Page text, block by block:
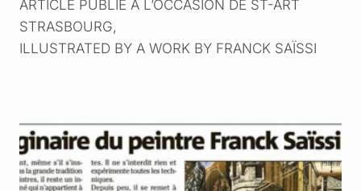
ARTICLE PUBLIÉ À L’OCCASION DE ST-ART
STRASBOURG,
ILLUSTRATED BY A WORK BY FRANCK SAÏSSI